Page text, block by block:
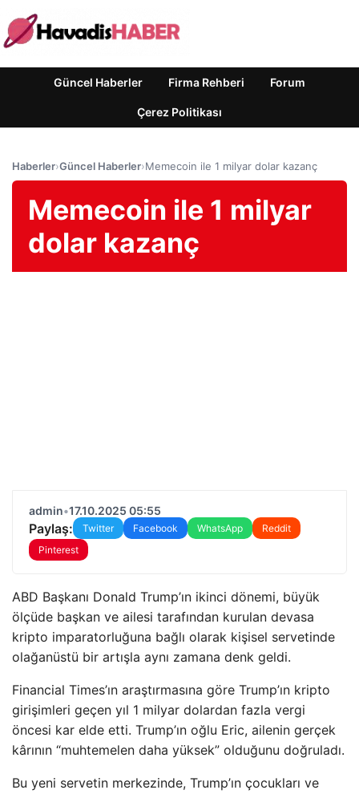
Güncel Haberler Firma Rehberi Forum
Çerez Politikası
Haberler›Güncel Haberler›Memecoin ile 1 milyar dolar kazanç
Memecoin ile 1 milyar
dolar kazanç
admin•17.10.2025 05:55
Paylaş: Twitter Facebook WhatsApp
Reddit
Pinterest
ABD Başkanı Donald Trump’ın ikinci dönemi, büyük
ölçüde başkan ve ailesi tarafından kurulan devasa
kripto imparatorluğuna bağlı olarak kişisel servetinde
olağanüstü bir artışla aynı zamana denk geldi.
Financial Times’ın araştırmasına göre Trump’ın kripto
girişimleri geçen yıl 1 milyar dolardan fazla vergi
öncesi kar elde etti. Trump’ın oğlu Eric, ailenin gerçek
kârının “muhtemelen daha yüksek” olduğunu doğruladı.
Bu yeni servetin merkezinde, Trump’ın çocukları ve